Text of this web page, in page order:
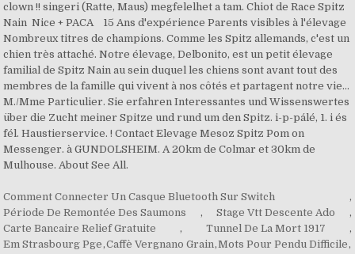
Comment Connecter Un Casque Bluetooth Sur Switch
,
Période De Remontée Des Saumons
, Stage Vtt Descente Ado
,
Carte Bancaire Relief Gratuite
, Tunnel De La Mort 1917
,
Em Strasbourg Pge,Caffè Vergnano Grain,Mots Pour Pendu Difficile,